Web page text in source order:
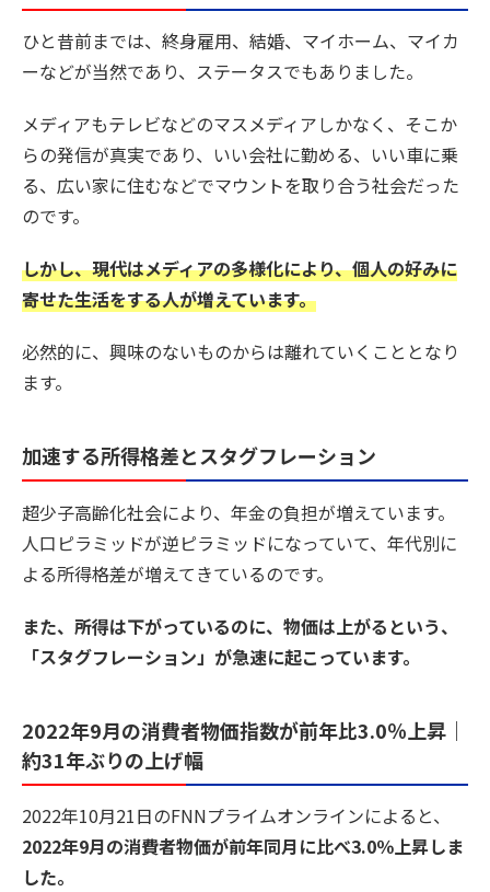
ひと昔前までは、終身雇用、結婚、マイホーム、マイカ
ーなどが当然であり、ステータスでもありました。
メディアもテレビなどのマスメディアしかなく、そこか
らの発信が真実であり、いい会社に勤める、いい車に乗
る、広い家に住むなどでマウントを取り合う社会だった
のです。
しかし、現代はメディアの多様化により、個人の好みに
寄せた生活をする人が増えています。
必然的に、興味のないものからは離れていくこととなり
ます。
加速する所得格差とスタグフレーション
超少子高齢化社会により、年金の負担が増えています。
人口ピラミッドが逆ピラミッドになっていて、年代別に
よる所得格差が増えてきているのです。
また、所得は下がっているのに、物価は上がるという、
「スタグフレーション」が急速に起こっています。
2022年9月の消費者物価指数が前年比3.0％上昇｜
約31年ぶりの上げ幅
2022年10月21日のFNNプライムオンラインによると、
2022年9月の消費者物価が前年同月に比べ3.0％上昇しま
した。